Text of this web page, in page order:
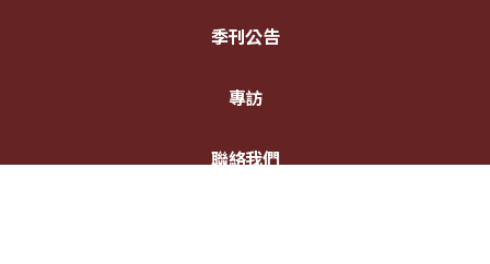
季刊公告
專訪
聯絡我們